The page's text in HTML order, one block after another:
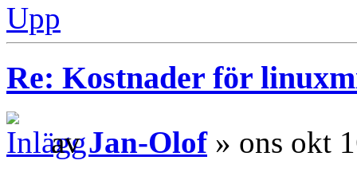
Upp
Re: Kostnader för
avJan-Olof» ons okt